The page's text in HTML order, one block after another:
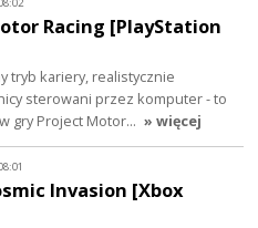
Racing [PlayStation
tryb kariery, realistycznie
sterowani przez komputer - to
gry Project Motor… » więcej
Invasion [Xbox